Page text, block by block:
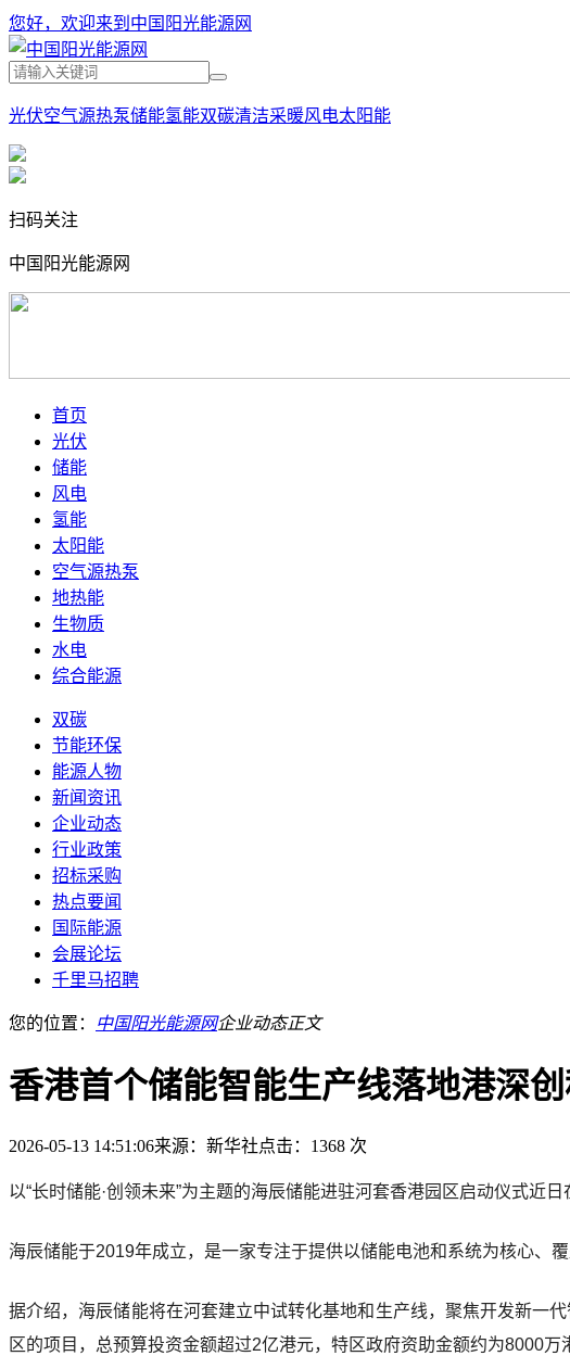
您好，欢迎来到中国阳光能源网
光伏空气源热泵储能氢能双碳清洁采暖风电太阳能
扫码关注
中国阳光能源网
首页
光伏
储能
风电
氢能
太阳能
空气源热泵
地热能
生物质
水电
综合能源
双碳
节能环保
能源人物
新闻资讯
企业动态
行业政策
招标采购
热点要闻
国际能源
会展论坛
千里马招聘
您的位置： 中国阳光能源网企业动态正文
香港首个储能智能生产线落地港深创
2026-05-13 14:51:06来源：新华社点击：1368 次
以“长时储能·创领未来”为主题的海辰储能进驻河套香港园区启动仪式近
海辰储能于2019年成立，是一家专注于提供以储能电池和系统为核心、
据介绍，海辰储能将在河套建立中试转化基地和生产线，聚焦开发新一
区的项目，总预算投资金额超过2亿港元，特区政府资助金额约为8000